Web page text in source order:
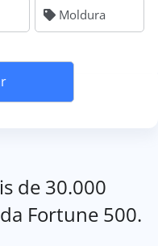
Moldura
de 30.000
Fortune 500.